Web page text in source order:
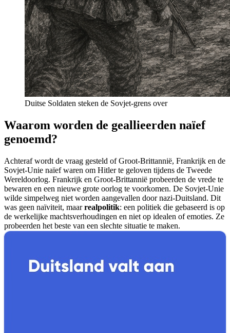
Duitse Soldaten steken de Sovjet-grens over
Waarom worden de geallieerden naïef
genoemd?
Achteraf wordt de vraag gesteld of Groot-Brittannië, Frankrijk en de
Sovjet-Unie naïef waren om Hitler te geloven tijdens de Tweede
Wereldoorlog. Frankrijk en Groot-Brittannië probeerden de vrede te
bewaren en een nieuwe grote oorlog te voorkomen. De Sovjet-Unie
wilde simpelweg niet worden aangevallen door nazi-Duitsland. Dit
was geen naïviteit, maarrealpolitik: een politiek die gebaseerd is op
de werkelijke machtsverhoudingen en niet op idealen of emoties. Ze
probeerden het beste van een slechte situatie te maken.